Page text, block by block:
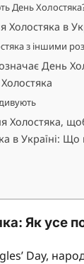
День
в
з іншими
День
Холостяка,
в Україні: Що
Як усе
Day,